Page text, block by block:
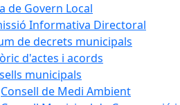
de Govern Local
Informativa Directoral
de decrets municipals
d'actes i acords
municipals
Consell de Medi Ambient